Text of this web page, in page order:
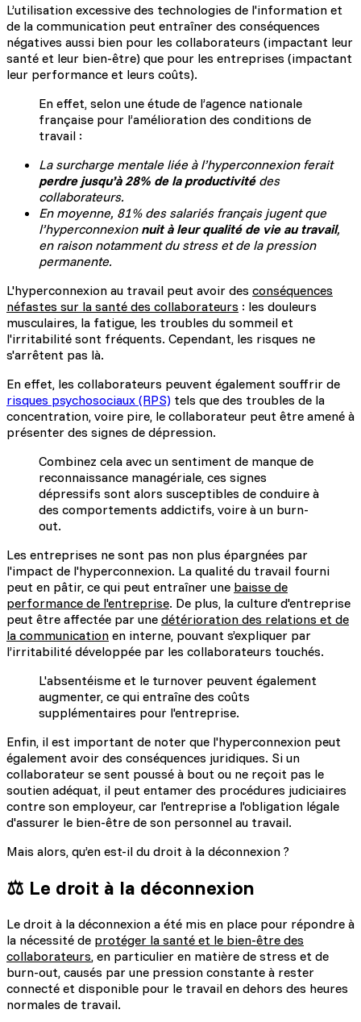
L’utilisation excessive des technologies de l'information et
de la communication peut entraîner des conséquences
négatives aussi bien pour les collaborateurs (impactant leur
santé et leur bien-être) que pour les entreprises (impactant
leur performance et leurs coûts).
En effet, selon une étude de l’agence nationale
française pour l’amélioration des conditions de
travail :
La surcharge mentale liée à l’hyperconnexion ferait
perdre jusqu’à 28% de la productivitédes
collaborateurs.
En moyenne, 81% des salariés français jugent que
l’hyperconnexion nuit à leur qualité de vie au travail,
en raison notamment du stress et de la pression
permanente.
L'hyperconnexion au travail peut avoir des conséquences
néfastes sur la santé des collaborateurs : les douleurs
musculaires, la fatigue, les troubles du sommeil et
l'irritabilité sont fréquents. Cependant, les risques ne
s'arrêtent pas là.
En effet, les collaborateurs peuvent également souffrir de
risques psychosociaux (RPS) tels que des troubles de la
concentration, voire pire, le collaborateur peut être amené à
présenter des signes de dépression.
Combinez cela avec un sentiment de manque de
reconnaissance managériale, ces signes
dépressifs sont alors susceptibles de conduire à
des comportements addictifs, voire à un burn-
out.
Les entreprises ne sont pas non plus épargnées par
l'impact de l'hyperconnexion. La qualité du travail fourni
peut en pâtir, ce qui peut entraîner une baisse de
performance de l'entreprise. De plus, la culture d'entreprise
peut être affectée par une détérioration des relations et de
la communication en interne, pouvant s’expliquer par
l’irritabilité développée par les collaborateurs touchés.
L'absentéisme et le turnover peuvent également
augmenter, ce qui entraîne des coûts
supplémentaires pour l'entreprise.
Enfin, il est important de noter que l'hyperconnexion peut
également avoir des conséquences juridiques. Si un
collaborateur se sent poussé à bout ou ne reçoit pas le
soutien adéquat, il peut entamer des procédures judiciaires
contre son employeur, car l'entreprise a l'obligation légale
d'assurer le bien-être de son personnel au travail.
Mais alors, qu’en est-il du droit à la déconnexion ?
⚖️ Le droit à la déconnexion
Le droit à la déconnexion a été mis en place pour répondre à
la nécessité de protéger la santé et le bien-être des
collaborateurs, en particulier en matière de stress et de
burn-out, causés par une pression constante à rester
connecté et disponible pour le travail en dehors des heures
normales de travail.